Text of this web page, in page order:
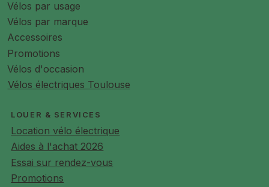
Vélos par usage
Vélos par marque
Accessoires
Promotions
Vélos d'occasion
Vélos électriques Toulouse
LOUER & SERVICES
Location vélo électrique
Aides à l'achat 2026
Essai sur rendez-vous
Promotions